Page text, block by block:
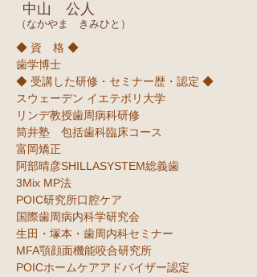
中山 公人
​（なかやま きみひと）
◆ 資 格 ◆
歯学博士
◆ 受講した研修・セミナー歴・認定 ◆
スウェーデン イエテボリ大学
リンデ教授歯周病科研修
筒井塾 包括歯科臨床コース
富岡矯正
阿部晴彦SHILLASYSTEM総義歯
3Mix MP法
POIC研究所口腔ケア
国際歯周病内科学研究会
生田・塚本・歯周内科セミナー
MFA顎顔面機能咬合研究所
POICホームケアアドバイザー認定